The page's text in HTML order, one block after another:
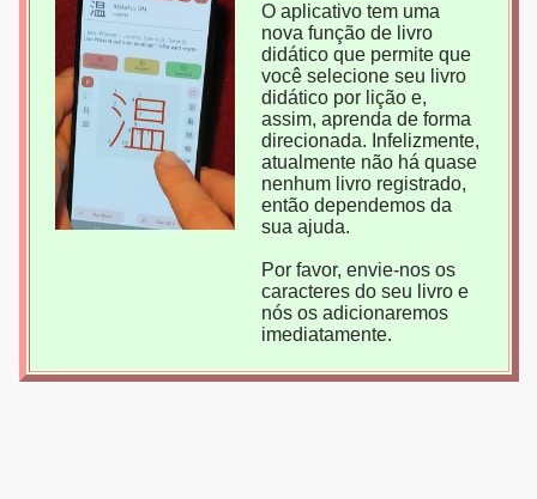
O aplicativo tem uma
nova função de livro
didático que permite que
você selecione seu livro
didático por lição e,
assim, aprenda de forma
direcionada. Infelizmente,
atualmente não há quase
nenhum livro registrado,
então dependemos da
sua ajuda.
Por favor, envie-nos os
caracteres do seu livro e
nós os adicionaremos
imediatamente.